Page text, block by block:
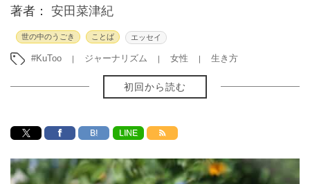
著者： 安田菜津紀
世の中のうごき ことば エッセイ
#KuToo ジャーナリズム 女性 生き方
初回から読む
B! LINE